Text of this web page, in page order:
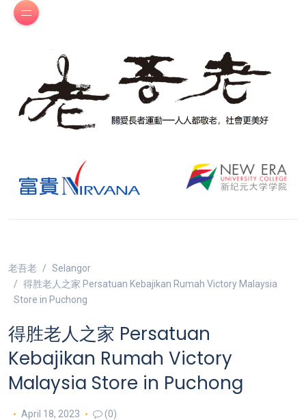
老吾老
Selangor
得胜老人之家 Persatuan Kebajikan Rumah Victory Malaysia
Store in Puchong
得胜老人之家 Persatuan
Kebajikan Rumah Victory
Malaysia Store in Puchong
April 18, 2023 (0)